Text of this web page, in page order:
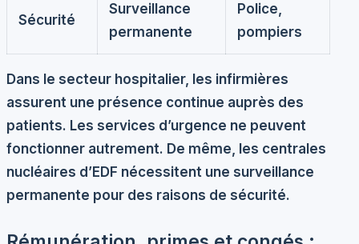
Sécurité
Surveillance
permanente
Police,
pompiers
Dans le secteur hospitalier, les infirmières
assurent une présence continue auprès des
patients. Les services d’urgence ne peuvent
fonctionner autrement. De même, les centrales
nucléaires d’EDF nécessitent une surveillance
permanente pour des raisons de sécurité.